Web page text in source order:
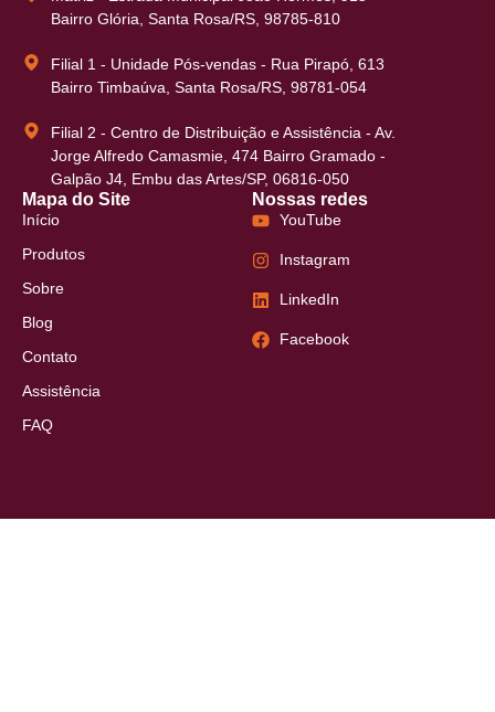
Bairro Glória, Santa Rosa/RS, 98785-810
Filial 1 - Unidade Pós-vendas - Rua Pirapó, 613
Bairro Timbaúva, Santa Rosa/RS, 98781-054
Filial 2 - Centro de Distribuição e Assistência - Av.
Jorge Alfredo Camasmie, 474 Bairro Gramado -
Galpão J4, Embu das Artes/SP, 06816-050
Mapa do Site
Início
Produtos
Sobre
Blog
Contato
Assistência
FAQ
Nossas redes
YouTube
Instagram
LinkedIn
Facebook